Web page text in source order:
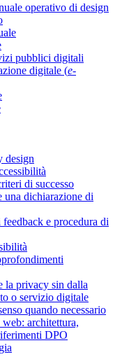
operativo di design
pubblici digitali
digitale (e-
design
di successo
una dichiarazione di
e procedura di
la privacy sin dalla
o servizio digitale
quando necessario
architettura,
DPO